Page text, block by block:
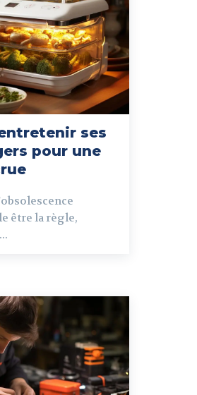
ses
pour une
être la règle,